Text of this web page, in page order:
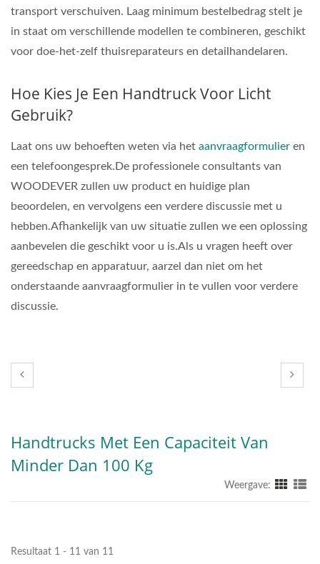
transport verschuiven. Laag minimum bestelbedrag stelt je
in staat om verschillende modellen te combineren, geschikt
voor doe-het-zelf thuisreparateurs en detailhandelaren.
Hoe Kies Je Een Handtruck Voor Licht
Gebruik?
Laat ons uw behoeften weten via het aanvraagformulier en
een telefoongesprek.De professionele consultants van
WOODEVER zullen uw product en huidige plan
beoordelen, en vervolgens een verdere discussie met u
hebben.Afhankelijk van uw situatie zullen we een oplossing
aanbevelen die geschikt voor u is.Als u vragen heeft over
gereedschap en apparatuur, aarzel dan niet om het
onderstaande aanvraagformulier in te vullen voor verdere
discussie.
Handtrucks Met Een Capaciteit Van
Minder Dan 100 Kg
Weergave:
Resultaat 1 - 11 van 11